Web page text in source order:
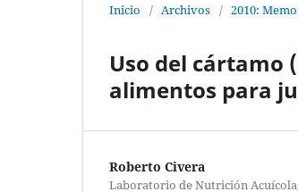
Inicio / Archivos / 2010:
Uso del cártamo
alimentos para
Roberto Civera
Laboratorio de Nutrición